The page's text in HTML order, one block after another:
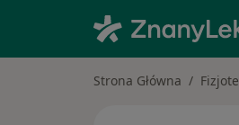
Strona Główna